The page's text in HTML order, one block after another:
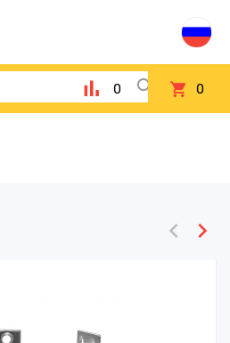
0 0